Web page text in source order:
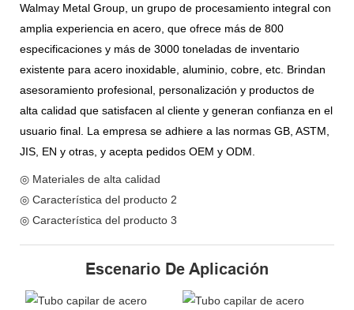
Walmay Metal Group, un grupo de procesamiento integral con
amplia experiencia en acero, que ofrece más de 800
especificaciones y más de 3000 toneladas de inventario
existente para acero inoxidable, aluminio, cobre, etc. Brindan
asesoramiento profesional, personalización y productos de
alta calidad que satisfacen al cliente y generan confianza en el
usuario final. La empresa se adhiere a las normas GB, ASTM,
JIS, EN y otras, y acepta pedidos OEM y ODM.
◎ Materiales de alta calidad
◎ Característica del producto 2
◎ Característica del producto 3
Escenario De Aplicación